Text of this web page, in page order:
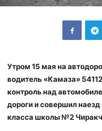
Утром 15 мая на
водитель «Камаза»
контроль над
дороги и совершил
класса школы №2